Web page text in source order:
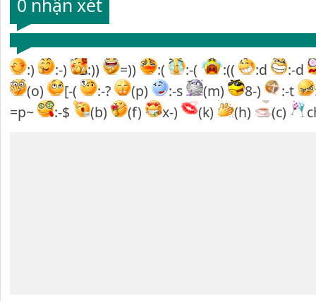
0 nhận xét
:) :-) :)) =)) :( :-( :(( :d
:-d
(o)
[-( :-? (p) :-s (m) 8-) :-t
=p~
:-$ (b) (f) x-) (k) (h) (c)